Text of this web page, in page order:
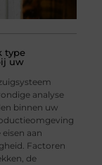
type
uw
analyse
binnen uw
aan
Factoren
de